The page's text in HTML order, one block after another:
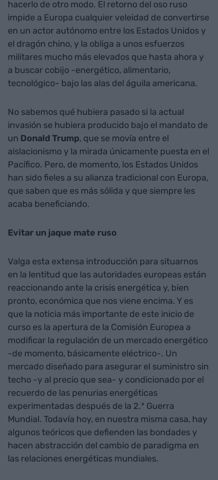
hacerlo de otro modo. El retorno del oso ruso
impide a Europa cualquier veleidad de convertirse
en un actor autónomo entre los Estados Unidos y
el dragón chino, y la obliga a unos esfuerzos
militares mucho más elevados que hasta ahora y
a buscar cobijo -energético, alimentario,
tecnológico- bajo las alas del águila americana.
No sabemos qué hubiera pasado si la actual
invasión se hubiera producido bajo el mandato de
un Donald Trump, que se movía entre el
aislacionismo y la mirada únicamente puesta en el
Pacífico. Pero, de momento, los Estados Unidos
han sido fieles a su alianza tradicional con Europa,
que saben que es más sólida y que siempre les
acaba beneficiando.
Evitar un jaque mate ruso
Valga esta extensa introducción para situarnos
en la lentitud que las autoridades europeas están
reaccionando ante la crisis energética y, bien
pronto, económica que nos viene encima. Y es
que la noticia más importante de este inicio de
curso es la apertura de la Comisión Europea a
modificar la regulación de un mercado energético
-de momento, básicamente eléctrico-. Un
mercado diseñado para asegurar el suministro sin
techo -y al precio que sea- y condicionado por el
recuerdo de las penurias energéticas
experimentadas después de la 2.ª Guerra
Mundial. Todavía hoy, en nuestra misma casa, hay
algunos teóricos que defienden las bondades y
hacen abstracción del cambio de paradigma en
las relaciones energéticas mundiales.